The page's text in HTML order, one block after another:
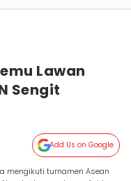
Lawan
Sengit
Add Us on Google
mengikuti turnamen Asean